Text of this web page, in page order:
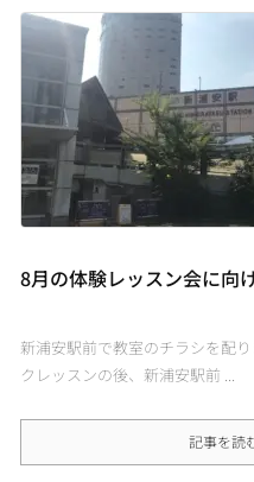
8月の体験レッスン会に向
新浦安駅前で教室のチラシを配
クレッスンの後、新浦安駅前 ...
記事を読